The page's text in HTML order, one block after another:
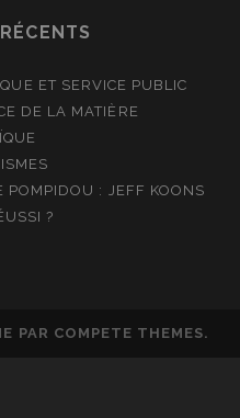
ET SERVICE PUBLIC
DE LA MATIÈRE
POMPIDOU : JEFF KOONS
?
PAR COMPETE THEMES.